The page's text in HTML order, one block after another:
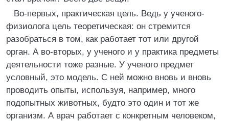
Во-первых, практическая цель. Ведь у ученого-
физиолога цель теоретическая: он стремится
разобраться в том, как работает тот или другой
орган. А во-вторых, у ученого и у практика предметы
деятельности тоже разные. У ученого предмет
условный, это модель. С ней можно вновь и вновь
проводить опыты, используя, например, много
подопытных животных, будто это один и тот же
организм. А врач работает с конкретным человеком,